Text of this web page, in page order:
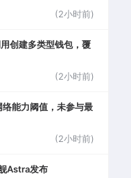
(2小时前)
创建多类型钱包，覆
(2小时前)
能力阈值，未参与最
(2小时前)
Astra发布